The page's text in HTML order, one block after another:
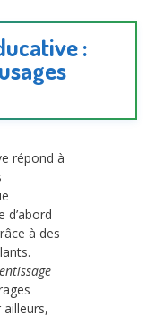
:
répond à
d’abord
à des